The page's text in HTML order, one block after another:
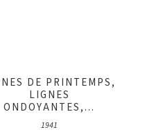
DE PRINTEMPS,
LIGNES
ONDOYANTES,...
1941